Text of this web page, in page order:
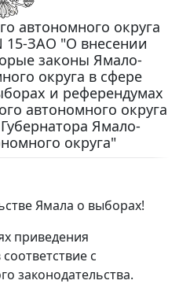
автономного округа
15-ЗАО "О внесении
законы Ямало-
округа в сфере
и референдумах
автономного округа
Ямало-
округа"
Ямала о выборах!
приведения
с
законодательства.